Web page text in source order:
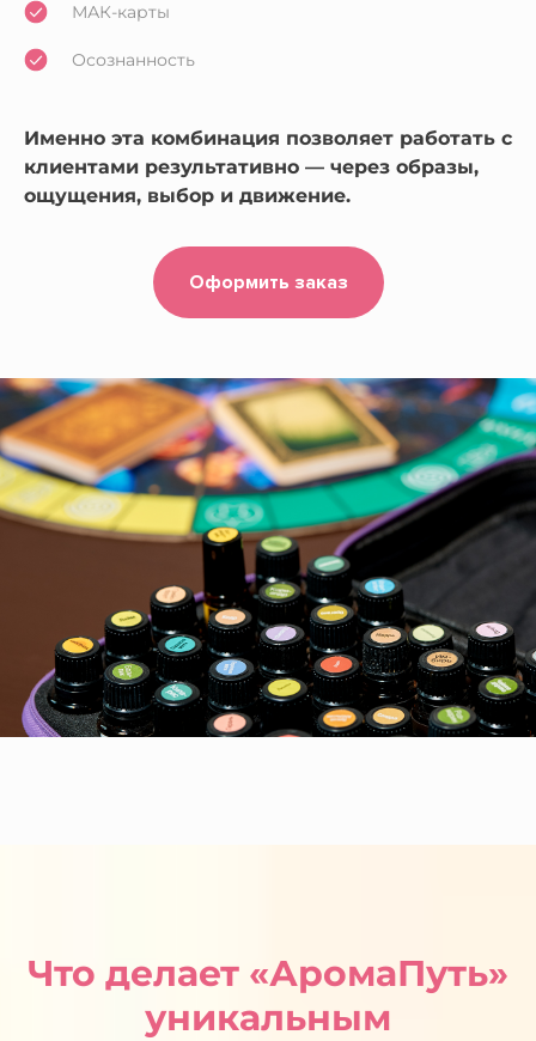
МАК-карты
Осознанность
Именно эта комбинация позволяет работать с
клиентами результативно — через образы,
ощущения, выбор и движение.
Оформить заказ
Что делает «АромаПуть»
уникальным